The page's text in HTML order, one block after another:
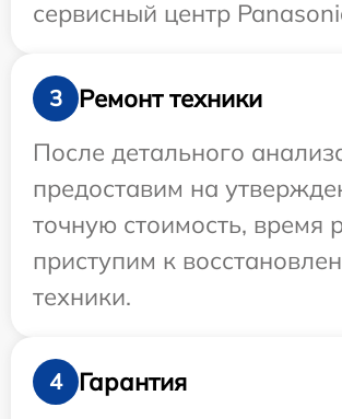
сервисный центр
3
Ремонт техники
После детального
предоставим на
точную стоимость, время
приступим к
техники.
4
Гарантия